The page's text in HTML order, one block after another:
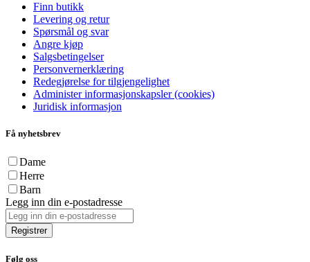
Finn butikk
Levering og retur
Spørsmål og svar
Angre kjøp
Salgsbetingelser
Personvernerklæring
Redegjørelse for tilgjengelighet
Administer informasjonskapsler (cookies)
Juridisk informasjon
Få nyhetsbrev
Dame
Herre
Barn
Legg inn din e-postadresse
Registrer
Følg oss